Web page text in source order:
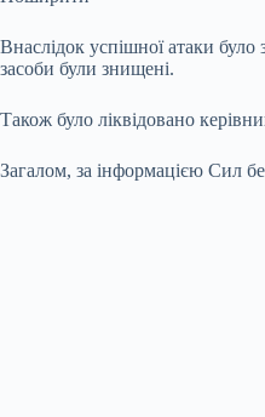
Внаслідок успішної атаки
засоби були знищені.
Також було ліквідовано
Загалом, за інформацією Сил